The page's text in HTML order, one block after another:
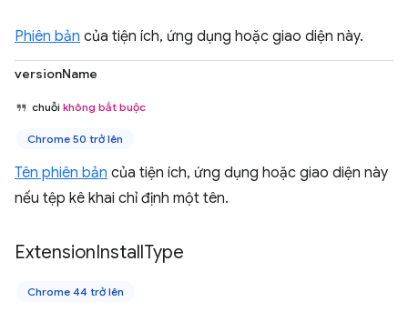
Phiên bản của tiện ích, ứng dụng hoặc giao diện này.
versionName
chuỗi không bắt buộc
Chrome 50 trở lên
Tên phiên bản của tiện ích, ứng dụng hoặc giao diện này
nếu tệp kê khai chỉ định một tên.
ExtensionInstallType
Chrome 44 trở lên